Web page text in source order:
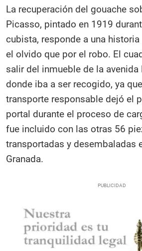
La recuperación del gouache
Picasso, pintado en 1919
cubista, responde a una
el olvido que por el robo. El
salir del inmueble de la
donde iba a ser recogido, ya
transporte responsable dejó el
portal durante el proceso de
fue incluido con las otras 56
transportadas y desembaladas
Granada.​